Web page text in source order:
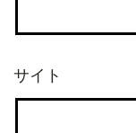
サイト